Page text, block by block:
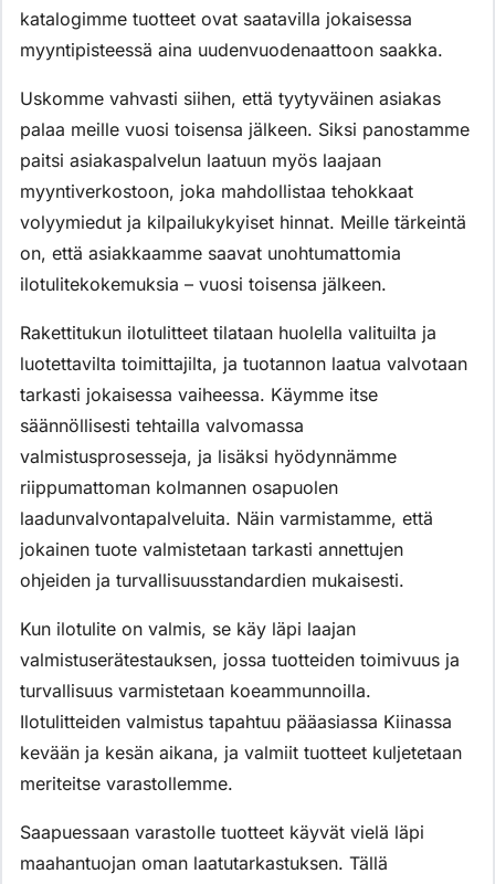
katalogimme tuotteet ovat saatavilla jokaisessa
myyntipisteessä aina uudenvuodenaattoon saakka.
Uskomme vahvasti siihen, että tyytyväinen asiakas
palaa meille vuosi toisensa jälkeen. Siksi panostamme
paitsi asiakaspalvelun laatuun myös laajaan
myyntiverkostoon, joka mahdollistaa tehokkaat
volyymiedut ja kilpailukykyiset hinnat. Meille tärkeintä
on, että asiakkaamme saavat unohtumattomia
ilotulitekokemuksia – vuosi toisensa jälkeen.
Rakettitukun ilotulitteet tilataan huolella valituilta ja
luotettavilta toimittajilta, ja tuotannon laatua valvotaan
tarkasti jokaisessa vaiheessa. Käymme itse
säännöllisesti tehtailla valvomassa
valmistusprosesseja, ja lisäksi hyödynnämme
riippumattoman kolmannen osapuolen
laadunvalvontapalveluita. Näin varmistamme, että
jokainen tuote valmistetaan tarkasti annettujen
ohjeiden ja turvallisuusstandardien mukaisesti.
Kun ilotulite on valmis, se käy läpi laajan
valmistuserätestauksen, jossa tuotteiden toimivuus ja
turvallisuus varmistetaan koeammunnoilla.
Ilotulitteiden valmistus tapahtuu pääasiassa Kiinassa
kevään ja kesän aikana, ja valmiit tuotteet kuljetetaan
meriteitse varastollemme.
Saapuessaan varastolle tuotteet käyvät vielä läpi
maahantuojan oman laatutarkastuksen. Tällä